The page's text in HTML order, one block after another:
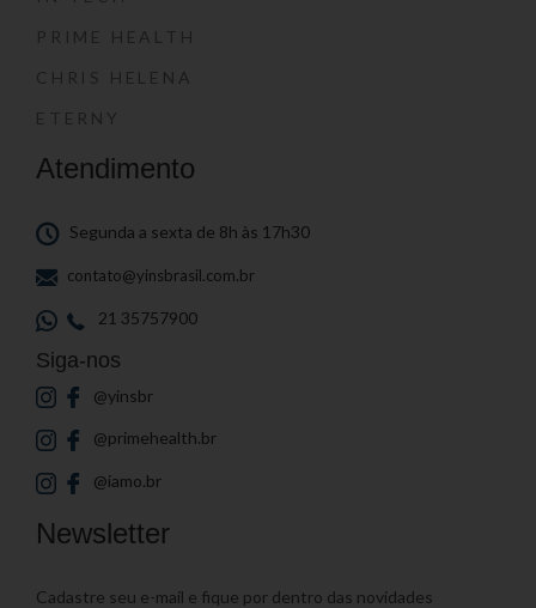
PRIME HEALTH
CHRIS HELENA
ETERNY
Atendimento
Segunda a sexta de 8h às 17h30
contato@yinsbrasil.com.br
21 35757900
Siga-nos
@yinsbr
@primehealth.br
@iamo.br
Newsletter
Cadastre seu e-mail e fique por dentro das novidades